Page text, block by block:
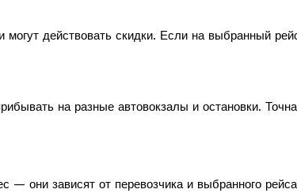
могут действовать скидки. Если на выбранный
на разные автовокзалы и остановки.
— они зависят от перевозчика и выбранного